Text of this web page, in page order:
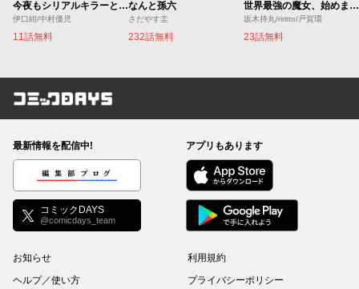
今夜もシリアルキラーと待ち合わせ
伊口紺/中村優児
11話無料
なんと孫六
さだやす圭
232話無料
世界最強の魔女、始めました ～私だけ『攻略サイト』を見れる世界で自由に生きます～
坂木持丸/riritto/戸賀環
23話無料
コミックDAYS
最新情報を配信中!
編集部ブログ
コミックDAYS
@comicdays_team
アプリもあります
お知らせ
ヘルプ／使い方
利用規約
プライバシーポリシー